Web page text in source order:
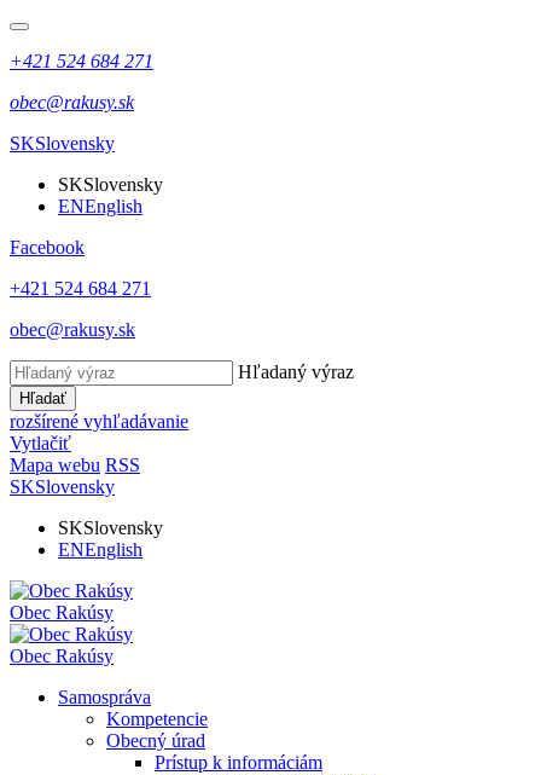
+421 524 684 271
obec@rakusy.sk
SKSlovensky
SKSlovensky
ENEnglish
Facebook
+421 524 684 271
obec@rakusy.sk
Hľadaný výraz
Hľadať
rozšírené vyhľadávanie
Vytlačiť
Mapa webu RSS
SKSlovensky
SKSlovensky
ENEnglish
Obec Rakúsy
Obec Rakúsy
Samospráva
Kompetencie
Obecný úrad
Prístup k informáciám